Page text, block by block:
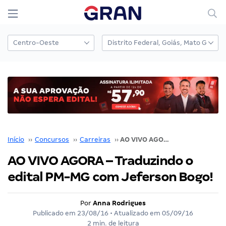
Início ›› Concursos ›› Carreiras ›› AO VIVO AGORA – Traduzindo o edital PM-MG com Jeferson Bogo!
AO VIVO AGORA – Traduzindo o
edital PM-MG com Jeferson Bogo!
Por Anna Rodrigues
Publicado em 23/08/16 • Atualizado em 05/09/16
2 min. de leitura